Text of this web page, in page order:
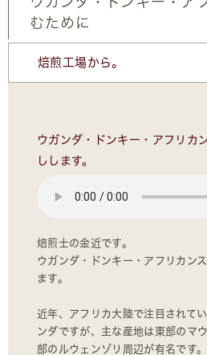
むために
焙煎工場から。
ウガンダ・ドンキー・アフリカ
しします。
焙煎士の金近です。
ウガンダ・ドンキー・アフリカン
ます。
近年、アフリカ大陸で注目されて
ンダですが、主な産地は東部のマ
部のルウェンゾリ周辺が有名です。